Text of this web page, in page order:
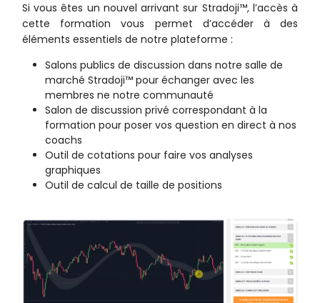
Si vous êtes un nouvel arrivant sur Stradoji™, l’accès à
cette formation vous permet d’accéder à des
éléments essentiels de notre plateforme :
Salons publics de discussion dans notre salle de
marché Stradoji™ pour échanger avec les
membres ne notre communauté
Salon de discussion privé correspondant à la
formation pour poser vos question en direct à nos
coachs
Outil de cotations pour faire vos analyses
graphiques
Outil de calcul de taille de positions